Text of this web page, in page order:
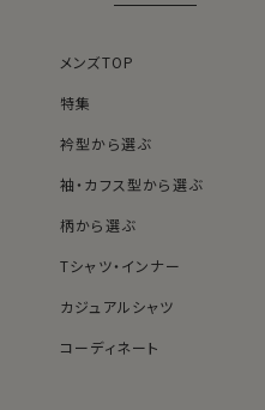
40912
メンズTOP
特集
衿型から選ぶ
袖・カフス型から選ぶ
柄から選ぶ
Tシャツ・インナー
カジュアルシャツ
コーディネート